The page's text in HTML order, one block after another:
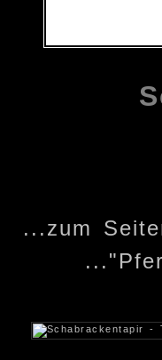
...zum